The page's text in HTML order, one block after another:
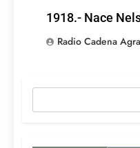
1918.- Nace
Radio Cadena